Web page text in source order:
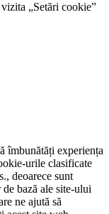
„Setări cookie”
îmbunătăți experiența
urile clasificate
deoarece sunt
bază ale site-ului
ne ajută să